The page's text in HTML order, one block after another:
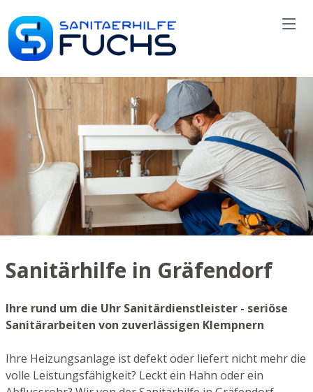
Sanitärhilfe in Gräfendorf
Ihre rund um die Uhr Sanitärdienstleister - seriöse
Sanitärarbeiten von zuverlässigen Klempnern
Ihre Heizungsanlage ist defekt oder liefert nicht mehr die
volle Leistungsfähigkeit? Leckt ein Hahn oder ein